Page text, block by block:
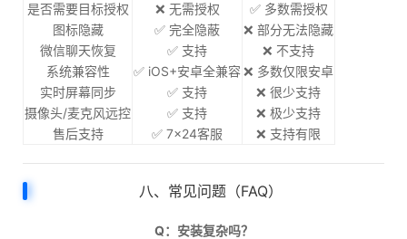
是否需要目标授权 ❌ 无需授权
✅ 多数需授权
图标隐藏
✅ 完全隐蔽
❌ 部分无法隐藏
微信聊天恢复
✅ 支持
❌ 不支持
系统兼容性
✅ iOS+安卓全兼容❌ 多数仅限安卓
实时屏幕同步
✅ 支持
❌ 很少支持
摄像头/麦克风远控
✅ 支持
❌ 极少支持
售后支持
✅ 7×24客服 ❌ 支持有限
八、常见问题（FAQ）
Q：安装复杂吗？